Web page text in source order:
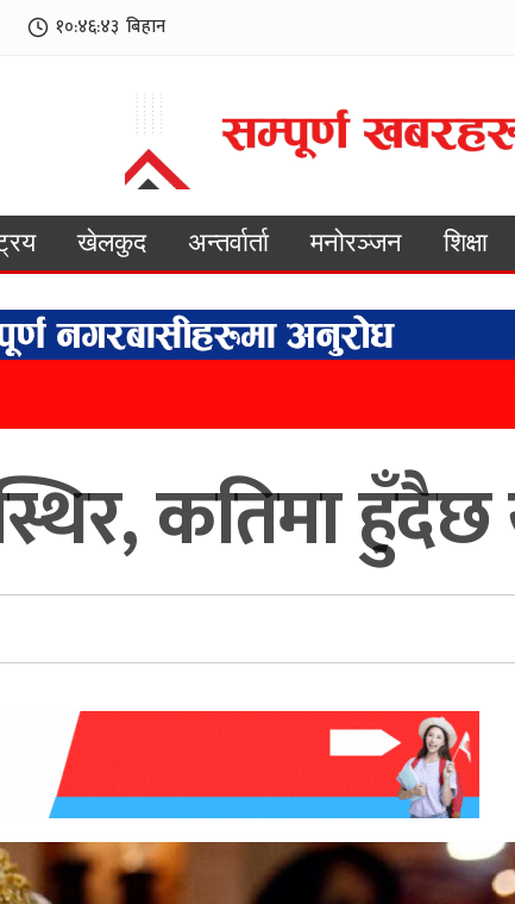
१०:४६:४४ बिहान
खेलकुद अन्तर्वार्ता मनोरञ्जन शिक्षा
कतिमा हुँदैछ